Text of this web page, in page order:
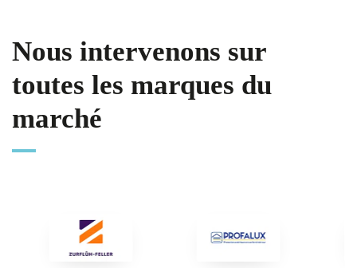
Nous intervenons sur
toutes les marques du
marché